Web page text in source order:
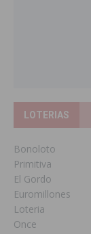
LOTERIAS
Bonoloto
Primitiva
El Gordo
Euromillones
Loteria
Once